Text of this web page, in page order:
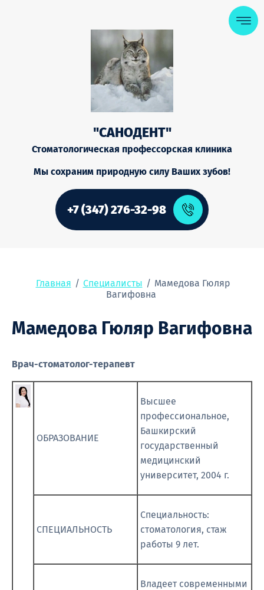
"САНОДЕНТ"
Стоматологическая профессорская клиника
Мы сохраним природную силу Ваших зубов!
+7 (347) 276-32-98
Главная / Специалисты / Мамедова Гюляр
Вагифовна
Мамедова Гюляр Вагифовна
Врач-стоматолог-терапевт
ОБРАЗОВАНИЕ
Высшее
профессиональное,
Башкирский
государственный
медицинский
университет, 2004 г.
СПЕЦИАЛЬНОСТЬ
Специальность:
стоматология, стаж
работы 9 лет.
Владеет современными